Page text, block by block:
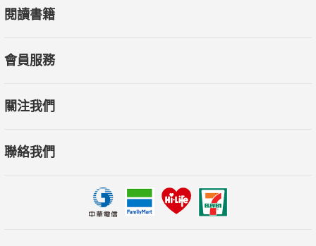
閱讀書籍
會員服務
關注我們
聯絡我們